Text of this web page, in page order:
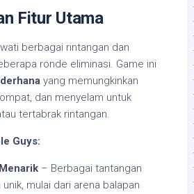
Fitur Utama
berbagai rintangan dan
ronde eliminasi. Game ini
yang memungkinkan
dan menyelam untuk
tertabrak rintangan.
Guys:
– Berbagai tantangan
mulai dari arena balapan